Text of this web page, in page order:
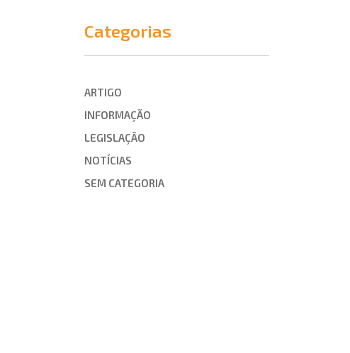
Categorias
ARTIGO
INFORMAÇÃO
LEGISLAÇÃO
NOTÍCIAS
SEM CATEGORIA